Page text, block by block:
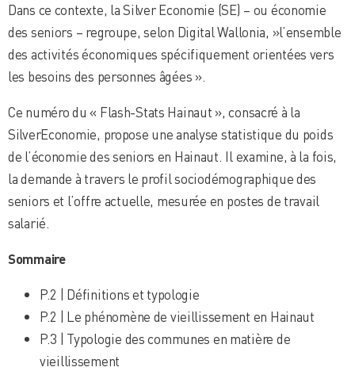
Dans ce contexte, la Silver Economie (SE) – ou économie
des seniors – regroupe, selon Digital Wallonia, »l’ensemble
des activités économiques spécifiquement orientées vers
les besoins des personnes âgées ».
Ce numéro du « Flash-Stats Hainaut », consacré à la
SilverEconomie, propose une analyse statistique du poids
de l’économie des seniors en Hainaut. Il examine, à la fois,
la demande à travers le profil sociodémographique des
seniors et l’offre actuelle, mesurée en postes de travail
salarié.
Sommaire
P.2 | Définitions et typologie
P.2 | Le phénomène de vieillissement en Hainaut
P.3 | Typologie des communes en matière de
vieillissement